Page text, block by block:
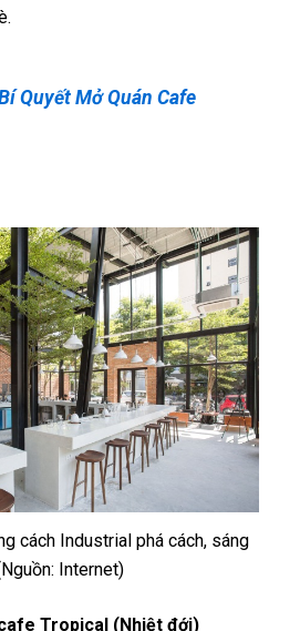
Quyết Mở Quán Cafe
cách Industrial phá cách, sáng
Internet)
Tropical (Nhiệt đới)